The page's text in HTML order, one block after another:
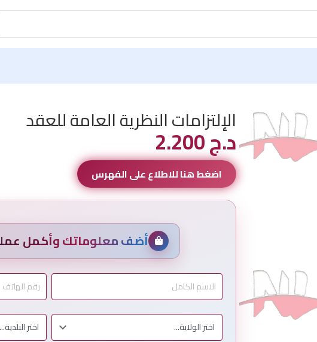
الإلتزامات النظرية العامة للعقد
د.ج2.200
اضغط هنا للاطلاع على الفهرس
أضف معلوماتك وأكمل